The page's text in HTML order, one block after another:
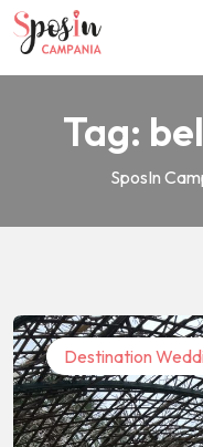
Tag:
SposIn
Destination